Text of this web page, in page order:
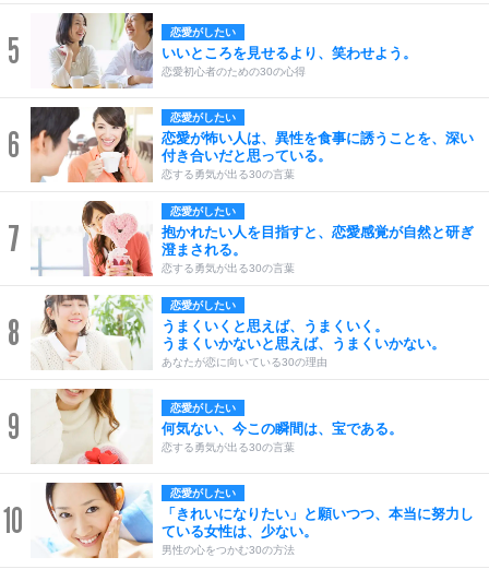
5 恋愛がしたい
いいところを見せるより、笑わせよう。
恋愛初心者のための30の心得
6
恋愛がしたい
恋愛が怖い人は、異性を食事に誘うことを、深い
付き合いだと思っている。
恋する勇気が出る30の言葉
7
恋愛がしたい
抱かれたい人を目指すと、恋愛感覚が自然と研ぎ
澄まされる。
恋する勇気が出る30の言葉
8
恋愛がしたい
うまくいくと思えば、うまくいく。
うまくいかないと思えば、うまくいかない。
あなたが恋に向いている30の理由
9 恋愛がしたい
何気ない、今この瞬間は、宝である。
恋する勇気が出る30の言葉
10
恋愛がしたい
「きれいになりたい」と願いつつ、本当に努力し
ている女性は、少ない。
男性の心をつかむ30の方法